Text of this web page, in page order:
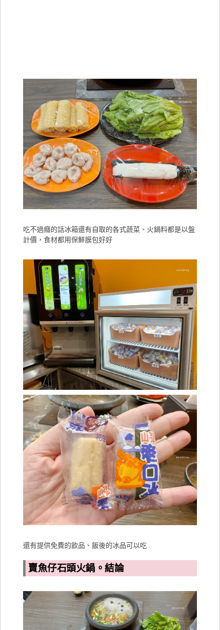
吃不過癮的話冰箱還有自取的各式蔬菜、火鍋料都是以盤
計價，食材都用保鮮膜包好好
還有提供免費的飲品、飯後的冰品可以吃
賣魚仔石頭火鍋。結論